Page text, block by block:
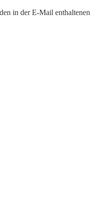
in der E-Mail